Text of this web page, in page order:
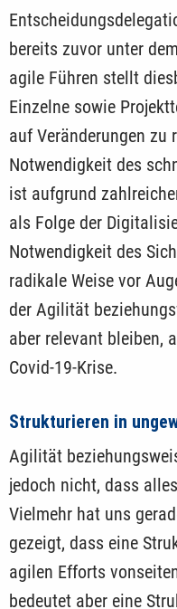
bereits zuvor unter
agile Führen stellt
Einzelne sowie
auf Veränderungen zu
Notwendigkeit des
ist aufgrund
als Folge der
Notwendigkeit des
radikale Weise vor
der Agilität
aber relevant bleiben,
Covid-19-Krise.
Strukturieren in
Agilität
jedoch nicht, dass
Vielmehr hat uns
gezeigt, dass eine
agilen Efforts
be­deutet aber eine